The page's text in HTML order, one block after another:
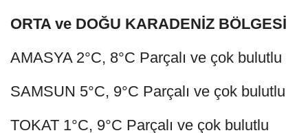
ORTA ve DOĞU KARADENİZ BÖLGESİ
AMASYA 2°C, 8°C Parçalı ve çok bulutlu
SAMSUN 5°C, 9°C Parçalı ve çok bulutlu
TOKAT 1°C, 9°C Parçalı ve çok bulutlu